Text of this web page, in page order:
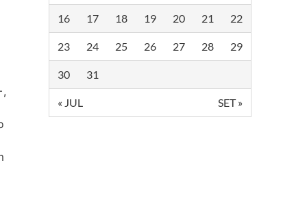
16 17 18 19 20 21 22
23 24 25 26 27 28 29
30 31
« JUL SET »